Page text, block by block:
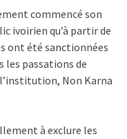
commencé son
ivoirien qu’à partir de
ont été sanctionnées
les passations de
Non Karna
à exclure les